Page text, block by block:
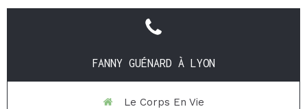
FANNY GUÉNARD À LYON
Le Corps En Vie